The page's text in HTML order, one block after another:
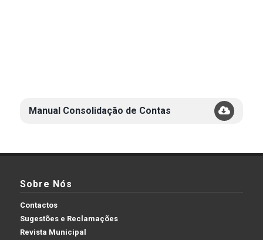
Manual Consolidação de Contas
Sobre Nós
Contactos
Sugestões e Reclamações
Revista Municipal